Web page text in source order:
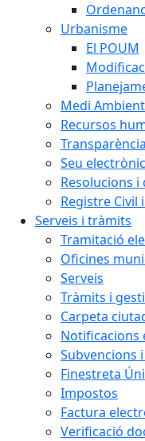
Urbanisme
El POUM
Medi Ambient
Recursos
Transparència
Seu
Resolucions i
Registre Civil
Serveis i tràmits
Tramitació
Oficines
Serveis
Tràmits i
Carpeta
Notificacions
Subvencions
Finestreta
Impostos
Factura
Verificació